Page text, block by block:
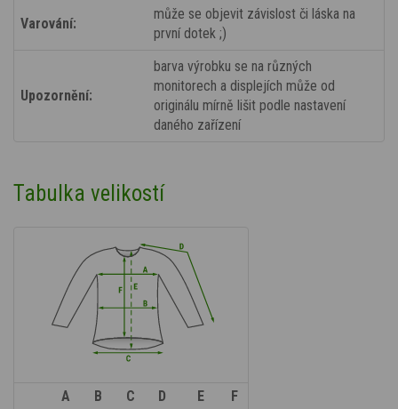
Varování:
může se objevit závislost či láska na
první dotek ;)
Upozornění:
barva výrobku se na různých
monitorech a displejích může od
originálu mírně lišit podle nastavení
daného zařízení
Tabulka velikostí
A B C D E F